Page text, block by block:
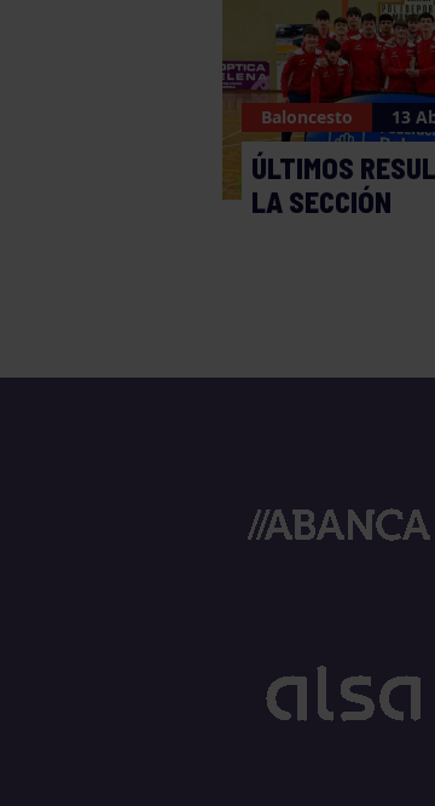
Baloncesto 13
ÚLTIMOS
LA SECCIÓN